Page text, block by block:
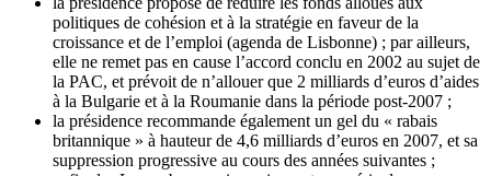
politiques de cohésion et à la stratégie en faveur de la
croissance et de l’emploi (agenda de Lisbonne) ; par ailleurs,
elle ne remet pas en cause l’accord conclu en 2002 au sujet de
la PAC, et prévoit de n’allouer que 2 milliards d’euros d’aides
à la Bulgarie et à la Roumanie dans la période post-2007 ;
la présidence recommande également un gel du « rabais
britannique » à hauteur de 4,6 milliards d’euros en 2007, et sa
suppression progressive au cours des années suivantes ;